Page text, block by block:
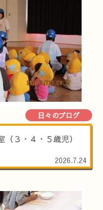
日々のブログ
３・４・５歳児）
2026.7.24